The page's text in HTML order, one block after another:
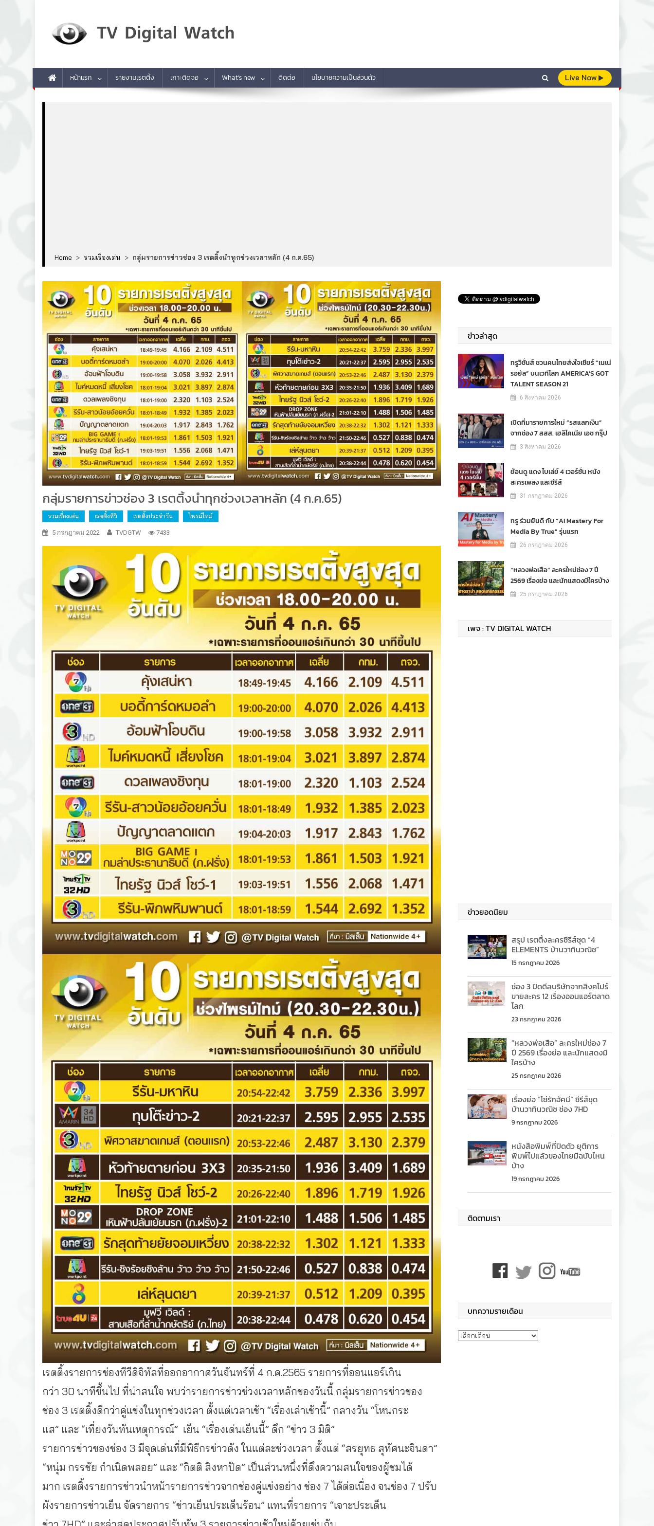
หน้าแรก รายงานเรตติ้ง เกาะติดจอ What’s new ติดต่อ นโยบายความเป็นส่วนตัว Live Now
Home > รวมเรื่องเด่น > กลุ่มรายการข่าวช่อง 3 เรตติ้งนำทุกช่วงเวลาหลัก (4 ก.ค.65)
กลุ่มรายการข่าวช่อง 3 เรตติ้งนำทุกช่วงเวลาหลัก (4 ก.ค.65)
รวมเรื่องเด่น เรตติ้งทีวี เรตติ้งประจำวัน ไพรม์ไทม์
5 กรกฎาคม 2022 TVDGTW 7433
เรตติ้งรายการช่องทีวีดิจิทัลที่ออกอากาศวันจันทร์ที่ 4 ก.ค.2565 รายการที่ออนแอร์เกิน
กว่า 30 นาทีขึ้นไป ที่น่าสนใจ พบว่ารายการข่าวช่วงเวลาหลักของวันนี้ กลุ่มรายการข่าวของ
ช่อง 3 เรตติ้งดีกว่าคู่แข่งในทุกช่วงเวลา ตั้งแต่เวลาเช้า “เรื่องเล่าเช้านี้” กลางวัน “โหนกระ
แส” และ “เที่ยงวันทันเหตุการณ์” เย็น “เรื่องเด่นเย็นนี้” ดึก “ข่าว 3 มิติ”
รายการข่าวของช่อง 3 มีจุดเด่นที่มีพิธีกรข่าวดัง ในแต่ละช่วงเวลา ตั้งแต่ “สรยุทธ สุทัศนะจินดา”
“หนุ่ม กรรชัย กำเนิดพลอย” และ “กิตติ สิงหาปัด” เป็นส่วนหนึ่งที่ดึงความสนใจของผู้ชมได้
มาก เรตติ้งรายการข่าวนำหน้ารายการข่าวจากช่องคู่แข่งอย่าง ช่อง 7 ได้ต่อเนื่อง จนช่อง 7 ปรับ
ผังรายการข่าวเย็น จัดรายการ “ข่าวเย็นประเด็นร้อน” แทนที่รายการ “เจาะประเด็น
ข่าวล่าสุด
ทรูวิชั่นส์ ชวนคนไทยส่งใจเชียร์ “เนเน่
รอยัล” บนเวทีโลก AMERICA’S GOT
TALENT SEASON 21
6 สิงหาคม 2026
เปิดที่มารายการใหม่ “รสแลกเงิน”
จากช่อง 7 สสส. เฮลิโคเนีย เอช กรุ๊ป
3 สิงหาคม 2026
ย้อนดู แดง ไบเล่ย์ 4 เวอร์ชั่น หนัง
ละครเพลง และซีรีส์
31 กรกฎาคม 2026
ทรู ร่วมยินดี กับ “AI Mastery For
Media By True” รุ่นแรก
26 กรกฎาคม 2026
“หลวงพ่อเสือ” ละครใหม่ช่อง 7 ปี
2569 เรื่องย่อ และนักแสดงมีใครบ้าง
25 กรกฎาคม 2026
เพจ : TV DIGITAL WATCH
ข่าวยอดนิยม
สรุป เรตติ้งละครซีรีส์ชุด “4
ELEMENTS บ้านวาทินวณิช”
15 กรกฎาคม 2026
ช่อง 3 ปิดดีลบริษัทจากสิงคโปร์
ขายละคร 12 เรื่องออนแอร์ตลาด
โลก
23 กรกฎาคม 2026
“หลวงพ่อเสือ” ละครใหม่ช่อง 7
ปี 2569 เรื่องย่อ และนักแสดงมี
ใครบ้าง
25 กรกฎาคม 2026
เรื่องย่อ “โซ่รักอัคนี” ซีรีส์ชุด
บ้านวาทินวณิช ช่อง 7HD
9 กรกฎาคม 2026
หนังสือพิมพ์ที่ปิดตัว ยุติการ
พิมพ์ไปแล้วของไทยมีฉบับไหน
บ้าง
19 กรกฎาคม 2026
ติดตามเรา
บทความรายเดือน
บทความรายเดือน